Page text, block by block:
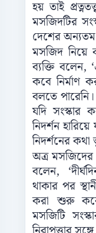
হয় তাই
মসজিদটির
দেশের অন্যতম
মসজিদ নিয়ে
ব্যক্তি
কবে নির্মাণ
বলতে
যদি সংস্কার
নিদর্শন
নিদর্শনের
অত্র
বলেন,
থাকার পর
করা শুরু
মসজিটি